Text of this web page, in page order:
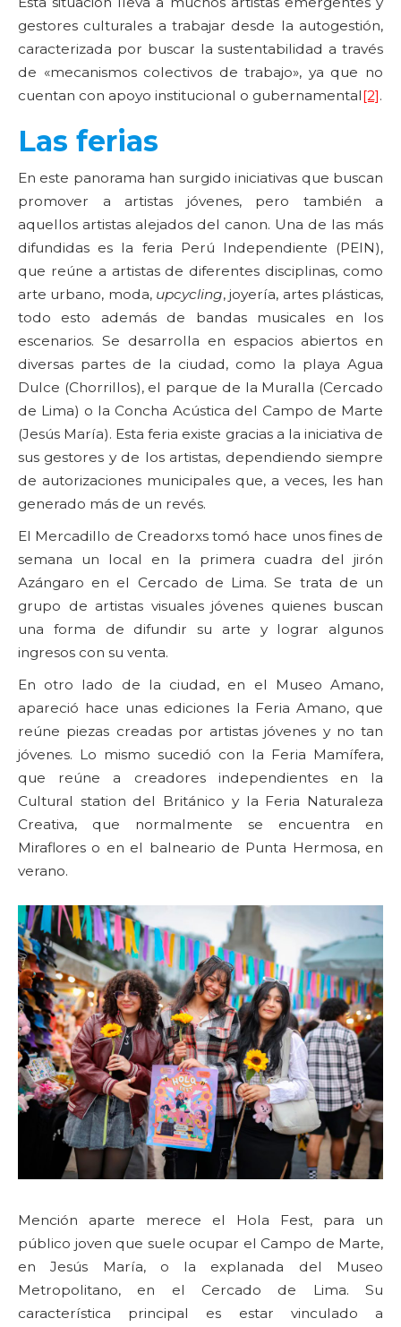
gestores culturales a trabajar desde la autogestión,
caracterizada por buscar la sustentabilidad a través
de «mecanismos colectivos de trabajo», ya que no
cuentan con apoyo institucional o gubernamental[2].
Las ferias
En este panorama han surgido iniciativas que buscan
promover a artistas jóvenes, pero también a
aquellos artistas alejados del canon. Una de las más
difundidas es la feria Perú Independiente (PEIN),
que reúne a artistas de diferentes disciplinas, como
arte urbano, moda, upcycling, joyería, artes plásticas,
todo esto además de bandas musicales en los
escenarios. Se desarrolla en espacios abiertos en
diversas partes de la ciudad, como la playa Agua
Dulce (Chorrillos), el parque de la Muralla (Cercado
de Lima) o la Concha Acústica del Campo de Marte
(Jesús María). Esta feria existe gracias a la iniciativa de
sus gestores y de los artistas, dependiendo siempre
de autorizaciones municipales que, a veces, les han
generado más de un revés.
El Mercadillo de Creadorxs tomó hace unos fines de
semana un local en la primera cuadra del jirón
Azángaro en el Cercado de Lima. Se trata de un
grupo de artistas visuales jóvenes quienes buscan
una forma de difundir su arte y lograr algunos
ingresos con su venta.
En otro lado de la ciudad, en el Museo Amano,
apareció hace unas ediciones la Feria Amano, que
reúne piezas creadas por artistas jóvenes y no tan
jóvenes. Lo mismo sucedió con la Feria Mamífera,
que reúne a creadores independientes en la
Cultural station del Británico y la Feria Naturaleza
Creativa, que normalmente se encuentra en
Miraflores o en el balneario de Punta Hermosa, en
verano.
Mención aparte merece el Hola Fest, para un
público joven que suele ocupar el Campo de Marte,
en Jesús María, o la explanada del Museo
Metropolitano, en el Cercado de Lima. Su
característica principal es estar vinculado a